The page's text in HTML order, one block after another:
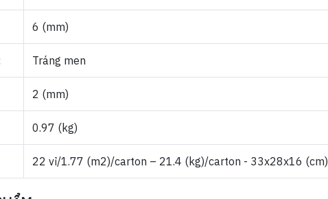
6 (mm)
Tráng men
2 (mm)
0.97 (kg)
22 vỉ/1.77 (m2)/carton – 21.4 (kg)/carton - 33x28x16 (cm)